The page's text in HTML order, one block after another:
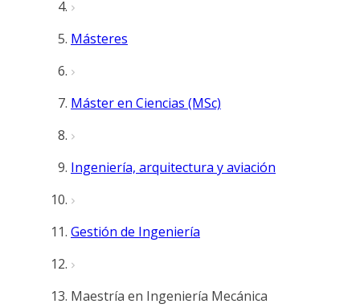
Másteres
Máster en Ciencias (MSc)
Ingeniería, arquitectura y aviación
Gestión de Ingeniería
Maestría en Ingeniería Mecánica